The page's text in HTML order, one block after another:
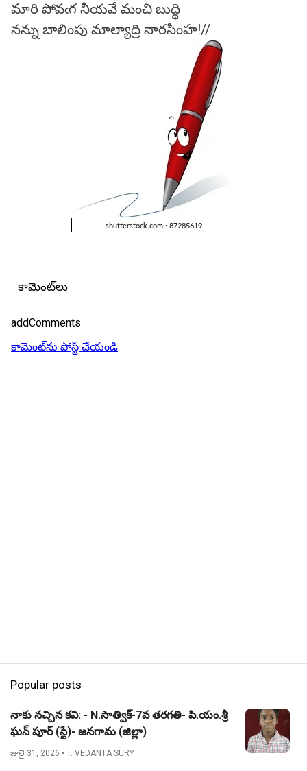
మారి పోవఁగ నీయవే మంచి బుద్ధి
నన్ను బాలింపు మాల్యాద్రి నారసింహ!//
కామెంట్‌లు
addComments
కామెంట్‌ను పోస్ట్ చేయండి
Popular posts
నాకు నచ్చిన కవి: - N.సాత్విక్-7వ తరగతి- పి.యం.శ్రీ
ఘన్ పూర్ (స్టే)- జనగామ (జిల్లా)
జులై 31, 2026 • T. VEDANTA SURY